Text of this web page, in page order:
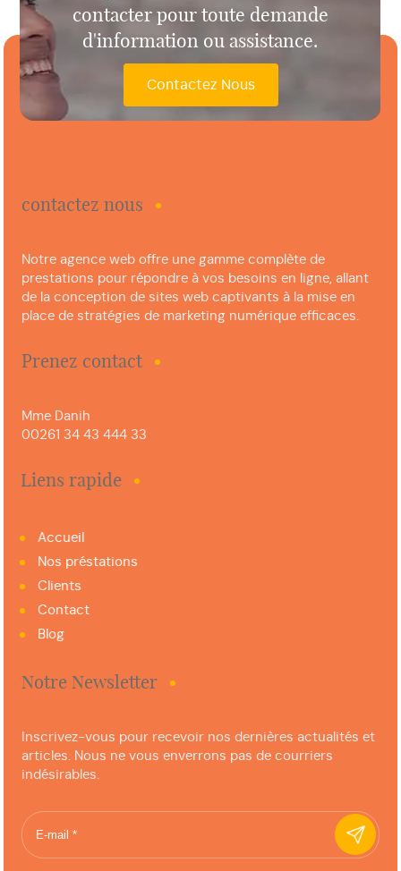
contacter pour toute demande
d'information ou assistance.
Contactez Nous
contactez nous
Notre agence web offre une gamme complète de
prestations pour répondre à vos besoins en ligne, allant
de la conception de sites web captivants à la mise en
place de stratégies de marketing numérique efficaces.
Prenez contact
Mme Danih
00261 34 43 444 33
Liens rapide
Accueil
Nos préstations
Clients
Contact
Blog
Notre Newsletter
Inscrivez-vous pour recevoir nos dernières actualités et
articles. Nous ne vous enverrons pas de courriers
indésirables.